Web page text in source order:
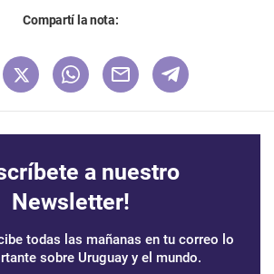
Compartí la nota:
a nuestro
Newsletter!
todas las mañanas en tu correo lo
sobre Uruguay y el mundo.